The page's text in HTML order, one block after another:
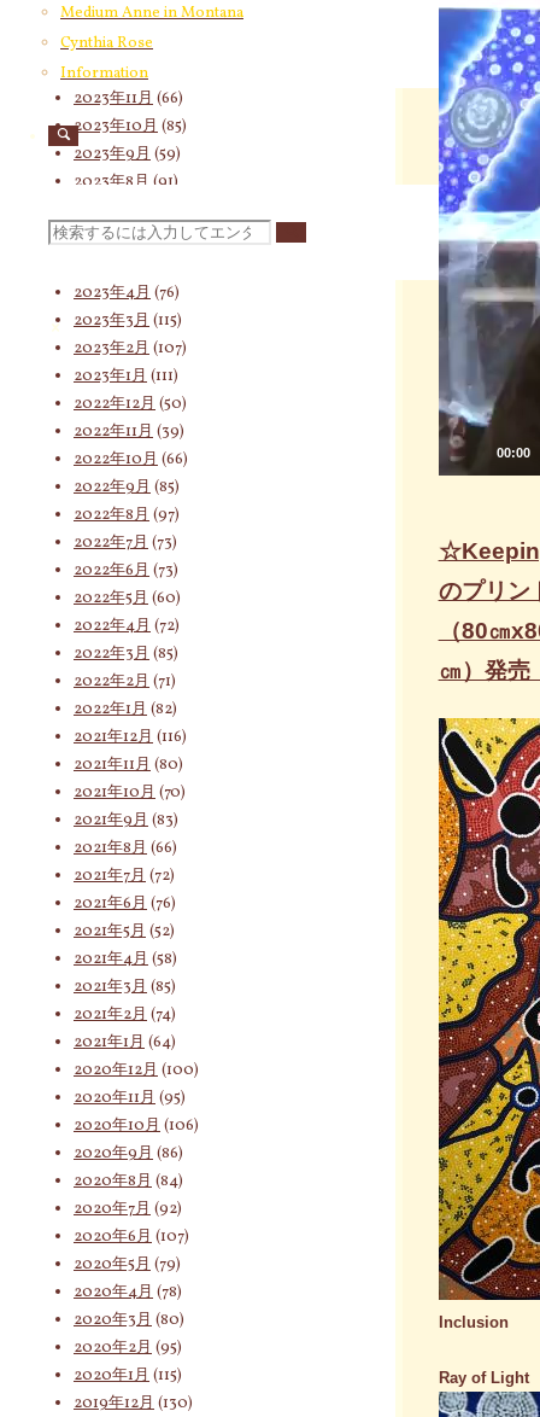
Medium Anne in Montana
Cynthia Rose
Information
検
索
象:
00:00
のプリン
（80㎝
㎝）発売
Inclusion
Ray of Light
2024年2月(55)
2024年1月(66)
2023年12月
2023年11月 (66)
2023年10月 (85)
2023年9月 (59)
2023年8月 (91)
2023年6月(62)
2023年4月 (76)
2023年3月 (115)
2023年2月 (107)
2023年1月 (111)
2022年12月 (50)
2022年11月 (39)
2022年10月 (66)
2022年9月 (85)
2022年8月 (97)
2022年7月 (73)
2022年6月 (73)
2022年5月 (60)
2022年4月 (72)
2022年3月 (85)
2022年2月 (71)
2022年1月 (82)
2021年12月 (116)
2021年11月 (80)
2021年10月 (70)
2021年9月 (83)
2021年8月 (66)
2021年7月 (72)
2021年6月 (76)
2021年5月 (52)
2021年4月 (58)
2021年3月 (85)
2021年2月 (74)
2021年1月 (64)
2020年12月 (100)
2020年11月 (95)
2020年10月 (106)
2020年9月 (86)
2020年8月 (84)
2020年7月 (92)
2020年6月 (107)
2020年5月 (79)
2020年4月 (78)
2020年3月 (80)
2020年2月 (95)
2020年1月 (115)
2019年12月 (130)